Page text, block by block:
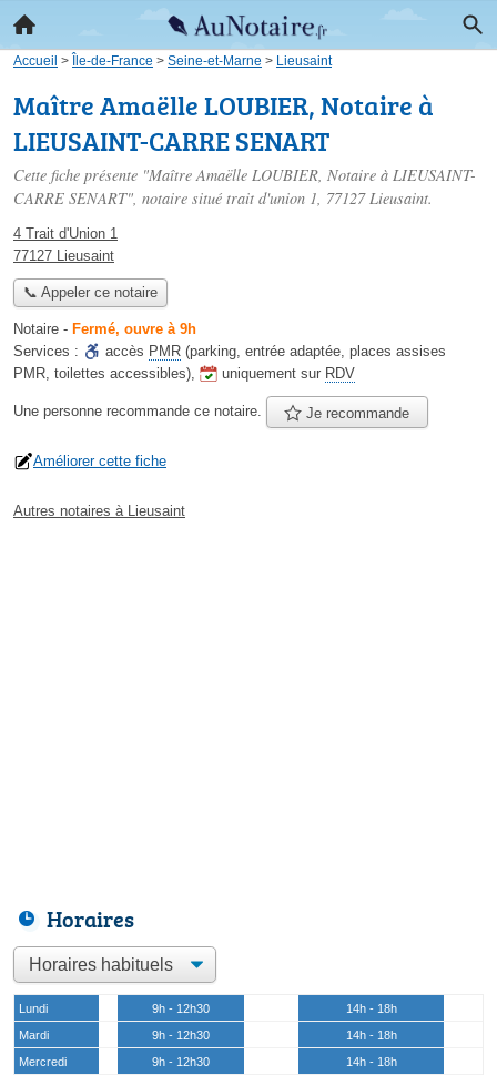
Accueil > Île-de-France > Seine-et-Marne > Lieusaint
Maître Amaëlle LOUBIER, Notaire à
LIEUSAINT-CARRE SENART
Cette fiche présente "Maître Amaëlle LOUBIER, Notaire à LIEUSAINT-
CARRE SENART", notaire situé trait d'union 1, 77127 Lieusaint.
4 Trait d'Union 1
77127 Lieusaint
📞 Appeler ce notaire
Notaire - Fermé, ouvre à 9h
Services :
accès PMR (parking, entrée adaptée, places assises
PMR, toilettes accessibles), uniquement sur RDV
Une personne recommande ce notaire. Je recommande
Améliorer cette fiche
Autres notaires à Lieusaint
Horaires
Lundi 9h - 12h30
14h - 18h
Mardi
9h - 12h30
14h - 18h
Mercredi
9h - 12h30
14h - 18h